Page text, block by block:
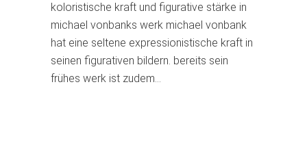
koloristische kraft und figurative stärke in
michael vonbanks werk michael vonbank
hat eine seltene expressionistische kraft in
seinen figurativen bildern. bereits sein
frühes werk ist zudem…